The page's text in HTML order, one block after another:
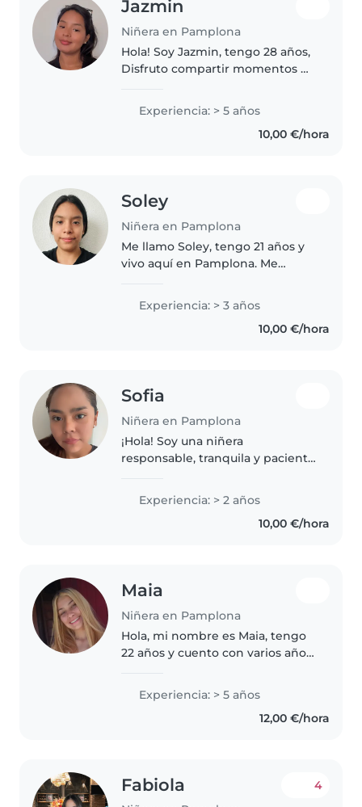
Jazmin
Niñera en Pamplona
Hola! Soy Jazmin, tengo 28 años,
Disfruto compartir momentos de
encanta hacer manualidades y
ver películas, me considero una
chica carismática, amable,..
Experiencia: > 5 años
10,00 €/hora
Soley
Niñera en Pamplona
Me llamo Soley, tengo 21 años y
vivo aquí en Pamplona. Me
responsable, educada, paciente
y, sobre todo, de total confianza
para entrar en un í enfocarme
Experiencia: > 3 años
10,00 €/hora
Sofia
Niñera en Pamplona
¡Hola! Soy una niñera
responsable, tranquila y paciente
cuidando niños, desde bebés
hasta preescolares. Me encanta
leerles cuentos y jugar con ellos.
Experiencia: > 2 años
10,00 €/hora
Maia
Niñera en Pamplona
Hola, mi nombre es Maia, tengo
22 años y cuento con varios años
desde los 16 años y, además,
tengo hermanas pequeñas a..
Experiencia: > 5 años
12,00 €/hora
Fabiola 4